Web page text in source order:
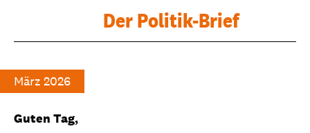
Der Politik-Brief
März 2026
Guten Tag,